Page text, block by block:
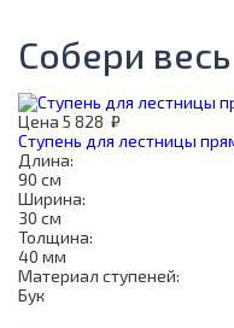
Собери
Цена 5 828 ₽
Ступень для лестницы
Длина:
90 см
Ширина:
30 см
Толщина:
40 мм
Материал ступеней:
Бук